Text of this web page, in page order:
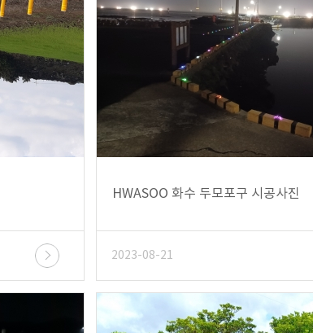
HWASOO 화수 두모포구 시공사진
2023-08-21